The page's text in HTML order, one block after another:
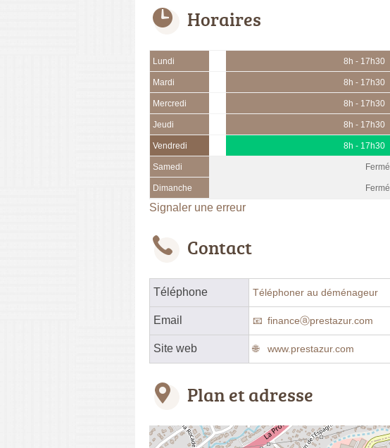
Horaires
Lundi 8h - 17h30
Mardi 8h - 17h30
Mercredi 8h - 17h30
Jeudi 8h - 17h30
Vendredi 8h - 17h30
Samedi Fermé
Dimanche Fermé
Signaler une erreur
Contact
Téléphone Téléphoner au déménageur
Email financeⓐprestazur.com
Site web www.prestazur.com
Plan et adresse